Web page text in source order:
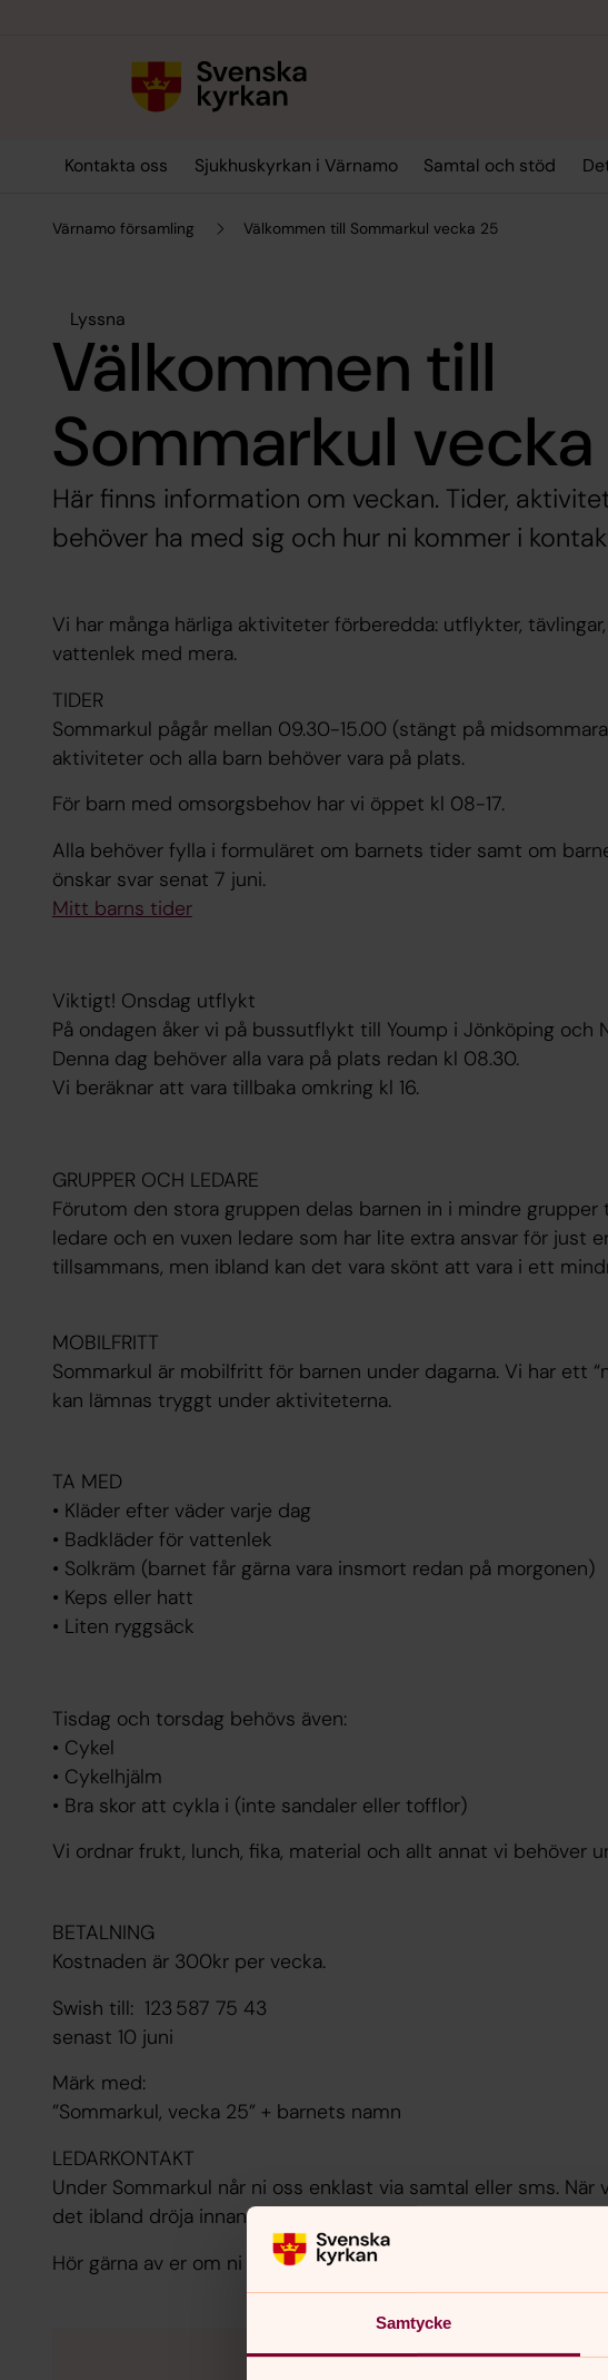
Samtycke
Kontakta oss Sjukhuskyrkan i Värnamo Samtal och stöd
Värnamo församling Välkommen till Sommarkul vecka 25
Lyssna
Välkommen till
Sommarkul vecka
Här finns information om veckan. Tider,
behöver ha med sig och hur ni kommer i
Vi har många härliga aktiviteter förberedda: utflykter,
vattenlek med mera.
TIDER
Sommarkul pågår mellan 09.30-15.00 (stängt på
aktiviteter och alla barn behöver vara på plats.
För barn med omsorgsbehov har vi öppet kl 08-17.
Alla behöver fylla i formuläret om barnets tider samt om
önskar svar senat 7 juni.
Mitt barns tider
Viktigt! Onsdag utflykt
På ondagen åker vi på bussutflykt till Yoump i Jönköping och
Denna dag behöver alla vara på plats redan kl 08.30.
Vi beräknar att vara tillbaka omkring kl 16.
GRUPPER OCH LEDARE
Förutom den stora gruppen delas barnen in i mindre grupper
ledare och en vuxen ledare som har lite extra ansvar för just
tillsammans, men ibland kan det vara skönt att vara i ett
MOBILFRITT
Sommarkul är mobilfritt för barnen under dagarna. Vi har ett
kan lämnas tryggt under aktiviteterna.
TA MED
• Kläder efter väder varje dag
• Badkläder för vattenlek
• Solkräm (barnet får gärna vara insmort redan på morgonen)
• Keps eller hatt
• Liten ryggsäck
Tisdag och torsdag behövs även:
• Cykel
• Cykelhjälm
• Bra skor att cykla i (inte sandaler eller tofflor)
Vi ordnar frukt, lunch, fika, material och allt annat vi behöver
BETALNING
Kostnaden är 300kr per vecka.
Swish till: 123 587 75 43
senast 10 juni
Märk med:
”Sommarkul, vecka 25” + barnets namn
LEDARKONTAKT
Under Sommarkul når ni oss enklast via samtal eller sms.
det ibland dröja innan vi svarar, men vi hör av oss så fort vi kan.
Hör gärna av er om ni undrar något. Inget är för stort eller för